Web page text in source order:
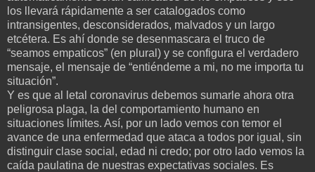
los llevará rápidamente a ser catalogados como
intransigentes, desconsiderados, malvados y un largo
etcétera. Es ahí donde se desenmascara el truco de
“seamos empaticos” (en plural) y se configura el verdadero
mensaje, el mensaje de “entiéndeme a mi, no me importa tu
situación”.
Y es que al letal coronavirus debemos sumarle ahora otra
peligrosa plaga, la del comportamiento humano en
situaciones límites. Así, por un lado vemos con temor el
avance de una enfermedad que ataca a todos por igual, sin
distinguir clase social, edad ni credo; por otro lado vemos la
caída paulatina de nuestras expectativas sociales. Es